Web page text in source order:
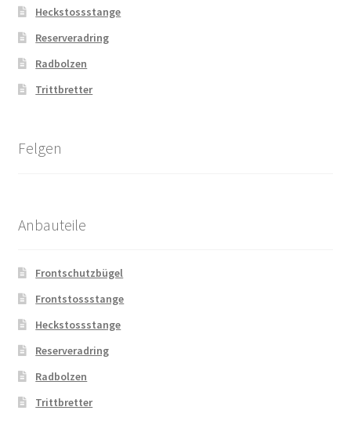
Heckstossstange
Reserveradring
Radbolzen
Trittbretter
Felgen
Anbauteile
Frontschutzbügel
Frontstossstange
Heckstossstange
Reserveradring
Radbolzen
Trittbretter